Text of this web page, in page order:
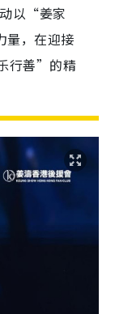
以“姜家
量，在迎接
行善”的精